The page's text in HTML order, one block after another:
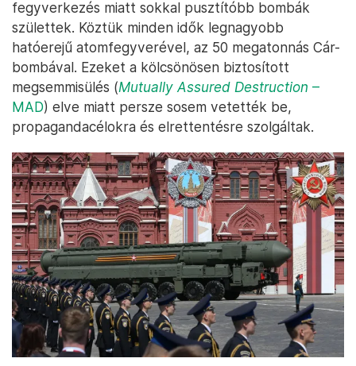
fegyverkezés miatt sokkal pusztítóbb bombák
születtek. Köztük minden idők legnagyobb
hatóerejű atomfegyverével, az 50 megatonnás Cár-
bombával. Ezeket a kölcsönösen biztosított
megsemmisülés (Mutually Assured Destruction –
MAD) elve miatt persze sosem vetették be,
propagandacélokra és elrettentésre szolgáltak.